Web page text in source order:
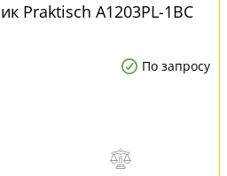
Praktisch A1203PL-1BC
По запросу